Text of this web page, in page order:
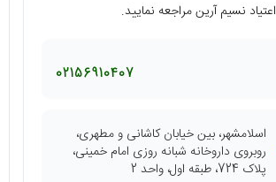
اعتیاد نسیم آرین مراجعه نمایید.
02156910407
اسلامشهر، بین خیابان کاشانی و مطهری،
روبروی داروخانه شبانه روزی امام خمینی،
پلاک 724، طبقه اول، واحد 2